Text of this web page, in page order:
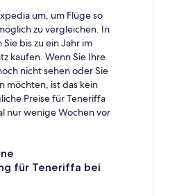
um, um Flüge so
zu vergleichen. In
bis zu ein Jahr im
kaufen. Wenn Sie Ihre
nicht sehen oder Sie
möchten, ist das kein
Preise für Teneriffa
nur wenige Wochen vor
für Teneriffa bei